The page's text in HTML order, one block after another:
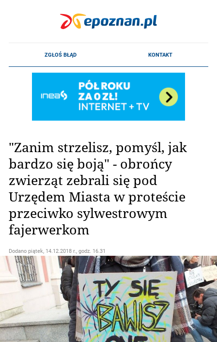
"Zanim strzelisz, pomyśl, jak
bardzo się boją" - obrońcy
zwierząt zebrali się pod
Urzędem Miasta w proteście
przeciwko sylwestrowym
fajerwerkom
Dodano piątek, 14.12.2018 r., godz. 16.31